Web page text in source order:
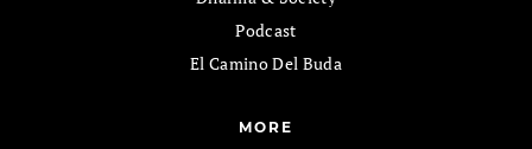
Podcast
El Camino Del Buda
MORE